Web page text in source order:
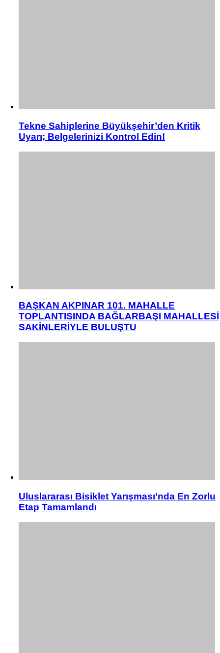
Tekne Sahiplerine Büyükşehir’den Kritik
Uyarı; Belgelerinizi Kontrol Edin!
BAŞKAN AKPINAR 101. MAHALLE
TOPLANTISINDA BAĞLARBAŞI MAHALLESİ
SAKİNLERİYLE BULUŞTU
Uluslararası Bisiklet Yarışması’nda En Zorlu
Etap Tamamlandı